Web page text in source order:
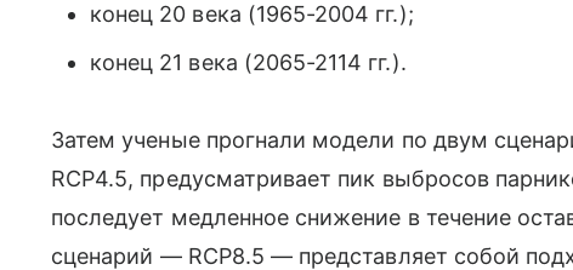
конец 20 века (1965-2004 гг.);
конец 21 века (2065-2114 гг.).
Затем ученые прогнали модели по двум
RCP4.5, предусматривает пик выбросов
последует медленное снижение в течение
сценарий —RCP8.5 — представляет собой